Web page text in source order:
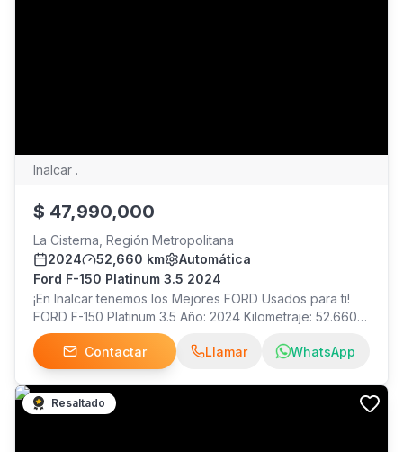
Inalcar .
$ 47,990,000
La Cisterna, Región Metropolitana
2024
52,660 km
Automática
Ford F-150 Platinum 3.5 2024
¡En Inalcar tenemos los Mejores FORD Usados para ti!
FORD F-150 Platinum 3.5 Año: 2024 Kilometraje: 52.660
Precio: $47.990.000 ¡Visítanos!
Contactar
Llamar WhatsApp
Resaltado